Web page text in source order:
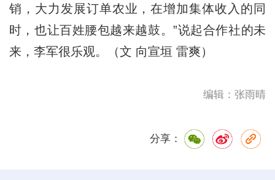
销，大力发展订单农业，在增加集体收入的同
时，也让百姓腰包越来越鼓。”说起合作社的未
来，李军很乐观。（文 向宣垣 雷爽）
编辑：张雨晴
分享：